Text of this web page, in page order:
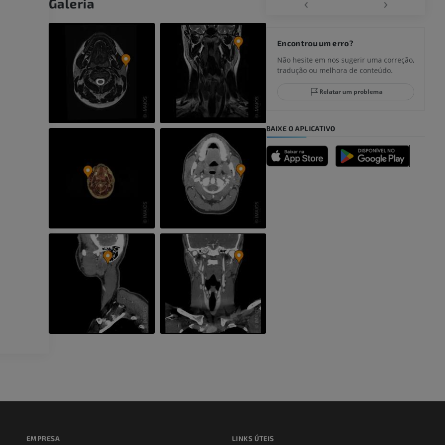
Galeria
Membro superior
Arteriografia do membro
superior
Visible Human Project
Artrografia do joelho
Artrografia CT
PREMIUM
IRM do tornezelo e do
retropé
IRM
PREMIUM
Antepé IRM
PREMIUM
CTA da extremidade inferior
PREMIUM
Perna (artérias e ossos)
GRÁTIS
Arteriografia dos membros
inferiores
Angiografia
GRÁTIS
Encontrou um erro?
Não hesite em nos sugerir uma correção,
tradução ou melhora de conteúdo.
Relatar um problema
BAIXE O APLICATIVO
EMPRESA LINKS ÚTEIS